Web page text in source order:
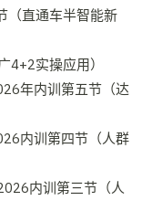
（直通车半智能新
实操应用）
年内训第五节（达
内训第四节（人群
内训第三节（人